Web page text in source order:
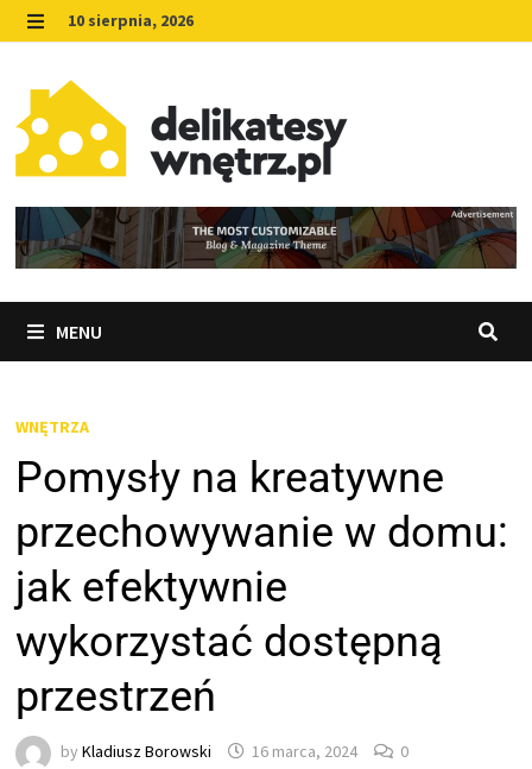
Skip
to
content
MENU
10 sierpnia, 2026
MENU
WNĘTRZA
Pomysły na kreatywne
przechowywanie w domu:
jak efektywnie
wykorzystać dostępną
przestrzeń
byKladiusz Borowski 16 marca, 2024 0